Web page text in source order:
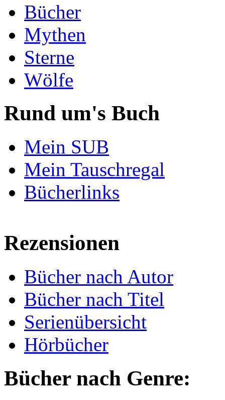
Bücher
Mythen
Sterne
Wölfe
Rund um's Buch
Mein SUB
Mein Tauschregal
Bücherlinks
Rezensionen
Bücher nach Autor
Bücher nach Titel
Serienübersicht
Hörbücher
Bücher nach Genre: